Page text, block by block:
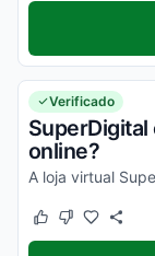
Verificado
online?
Este cupom
Este cupom